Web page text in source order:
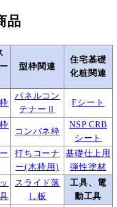
品
型枠関連
住宅基礎
化粧関連
パネルコン
テナーⅡ
Fシート
コンパネ枠
NSP CRB
シート
打ちコーナ
ー(木枠用)
基礎仕上用
弾性塗材
スライド落
し板
工具、電
動工具